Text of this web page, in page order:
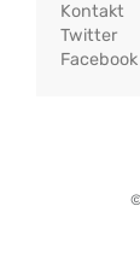
Kontakt
Twitter
Facebook